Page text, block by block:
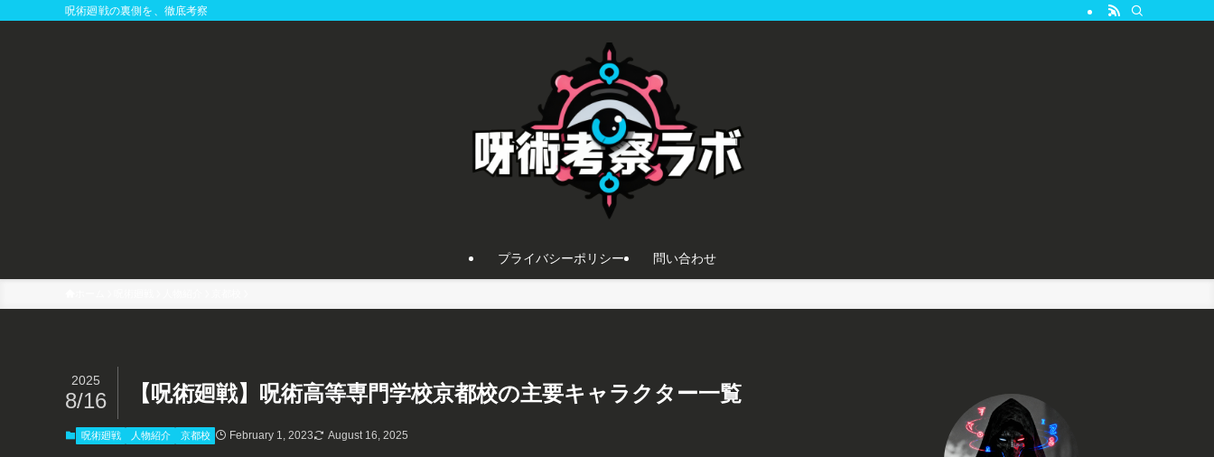
呪術廻戦の裏側を、徹底考察
プライバシーポリシー 問い合わせ
【呪術廻戦】呪術高等専門学校京都校の主要キャラクター一覧
2025
8/16
呪術廻戦 人物紹介 京都校 February 1, 2023 August 16, 2025